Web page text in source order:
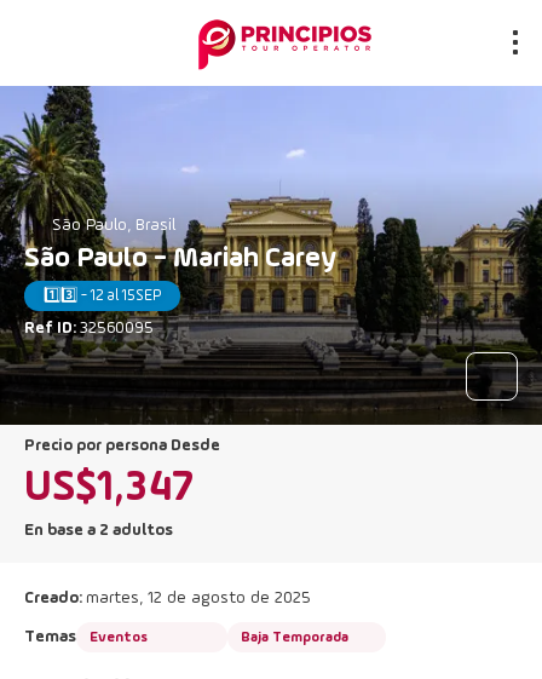
São Paulo, Brasil
São Paulo - Mariah Carey
1️⃣3️⃣ - 12 al 15SEP
Ref ID: 32560095
precio por persona Desde
US$1,347
En base a 2 adultos
Creado: martes, 12 de agosto de 2025
Temas Eventos Baja Temporada